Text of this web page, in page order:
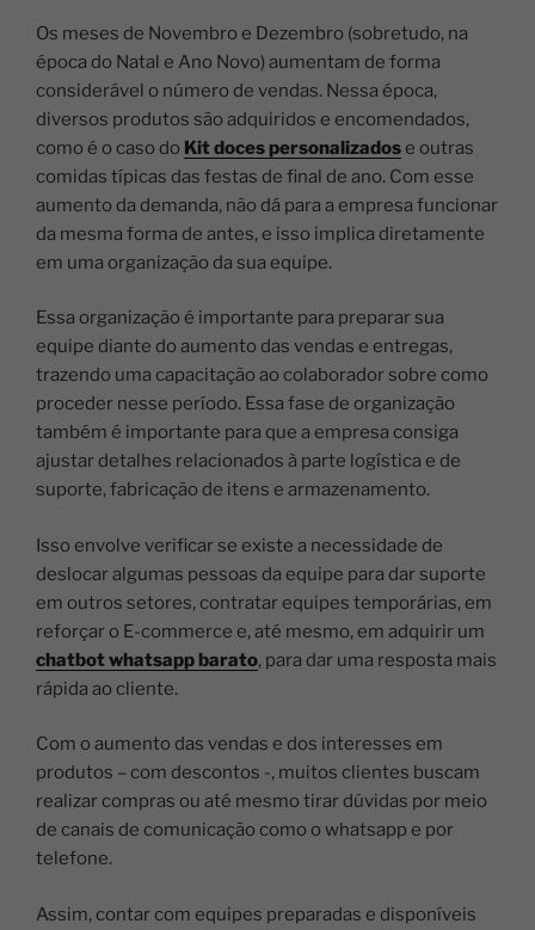
Os meses de Novembro e Dezembro (sobretudo, na
época do Natal e Ano Novo) aumentam de forma
considerável o número de vendas. Nessa época,
diversos produtos são adquiridos e encomendados,
como é o caso do Kit doces personalizados e outras
comidas típicas das festas de final de ano. Com esse
aumento da demanda, não dá para a empresa funcionar
da mesma forma de antes, e isso implica diretamente
em uma organização da sua equipe.
Essa organização é importante para preparar sua
equipe diante do aumento das vendas e entregas,
trazendo uma capacitação ao colaborador sobre como
proceder nesse período. Essa fase de organização
também é importante para que a empresa consiga
ajustar detalhes relacionados à parte logística e de
suporte, fabricação de itens e armazenamento.
Isso envolve verificar se existe a necessidade de
deslocar algumas pessoas da equipe para dar suporte
em outros setores, contratar equipes temporárias, em
reforçar o E-commerce e, até mesmo, em adquirir um
chatbot whatsapp barato, para dar uma resposta mais
rápida ao cliente.
Com o aumento das vendas e dos interesses em
produtos – com descontos -, muitos clientes buscam
realizar compras ou até mesmo tirar dúvidas por meio
de canais de comunicação como o whatsapp e por
telefone.
Assim, contar com equipes preparadas e disponíveis